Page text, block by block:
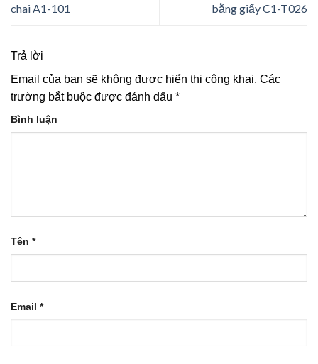
chai A1-101
bằng giấy C1-T026
Trả lời
Email của bạn sẽ không được hiển thị công khai. Các
trường bắt buộc được đánh dấu *
Bình luận
Tên *
Email *